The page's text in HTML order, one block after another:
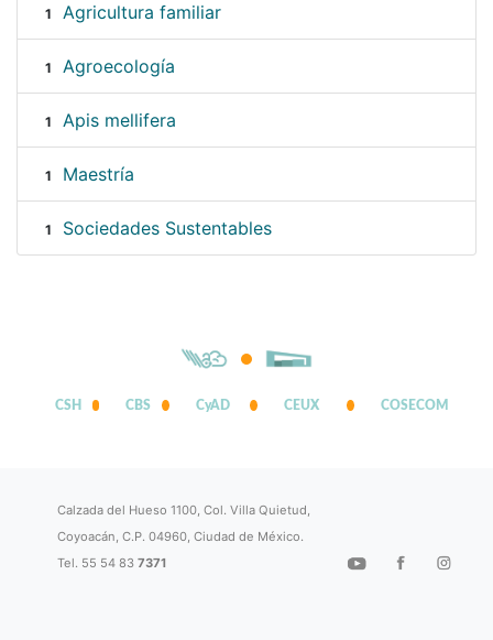
1 Agricultura familiar
1 Agroecología
1 Apis mellifera
1 Maestría
1 Sociedades Sustentables
CSH CBS CyAD CEUX COSECOM
Calzada del Hueso 1100, Col. Villa Quietud,
Coyoacán, C.P. 04960, Ciudad de México.
Tel. 55 54 837371